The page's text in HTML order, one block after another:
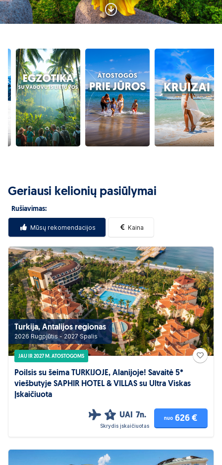
Geriausi kelionių pasiūlymai
Rušiavimas:
Mūsų rekomendacijos Kaina
Turkija, Antalijos regionas
2026 Rugpjūtis - 2027 Spalis
JAU IR 2027 M. ATOSTOGOMS
Poilsis su šeima TURKIJOJE, Alanijoje! Savaitė 5*
viešbutyje SAPHIR HOTEL & VILLAS su Ultra Viskas
Įskaičiuota
5 UAI 7n.
Skrydis įskaičiuotas
nuo 626 €